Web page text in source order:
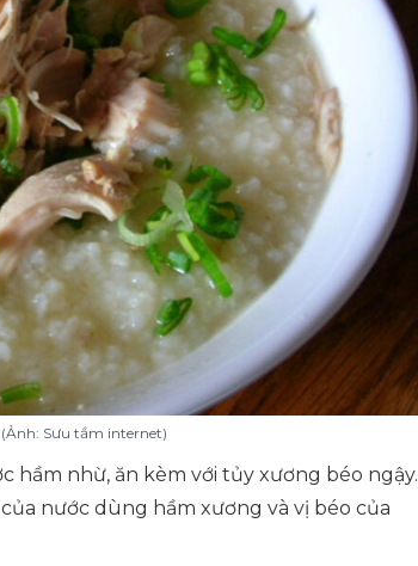
Sưu tầm internet)
hầm nhừ, ăn kèm với tủy xương béo ngậy.
nước dùng hầm xương và vị béo của